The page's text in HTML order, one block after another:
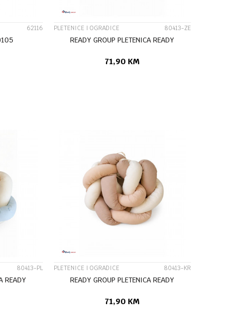
62116 PLETENICE I OGRADICE 80413-ZE
READY GROUP PLETENICA READY
71,90 KM
80413-PL
READY
UPOREDI
PLETENICE I OGRADICE 80413-KR
READY GROUP PLETENICA READY
71,90 KM